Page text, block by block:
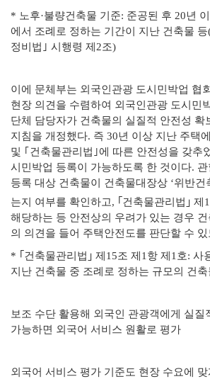
* 노후·불량건축물 기준: 준공된 후 20년
에서 조례로 정하는 기간이 지난 건축물
정비법｣ 시행령 제2조)
이에 문체부는 외국인관광 도시민박업 협
현장 의견을 수렴하여 외국인관광 도시민
단체 담당자가 건축물의 실질적 안전성 확
지침을 개정했다. 즉 30년 이상 지난 주택
및 ｢건축물관리법｣에 따른 안전성을 갖추
시민박업 등록이 가능하도록 한 것이다. 관
등록 대상 건축물이 건축물대장상 ‘위반건
는지 여부를 확인하고, ｢건축물관리법｣ 제
해당하는 등 안전상의 우려가 있는 경우
의 의견을 들어 주택안전도를 판단할 수
* ｢건축물관리법｣ 제15조 제1항 제1호: 사
지난 건축물 중 조례로 정하는 규모의 건축
보조 수단 활용해 외국인 관광객에게 실질
가능하면 외국어 서비스 원활로 평가
외국어 서비스 평가 기준도 현장 수요에